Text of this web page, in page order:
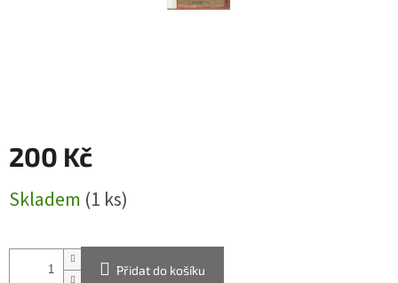
200 Kč
cena:
Skladem (1 ks)
Přidat do košíku